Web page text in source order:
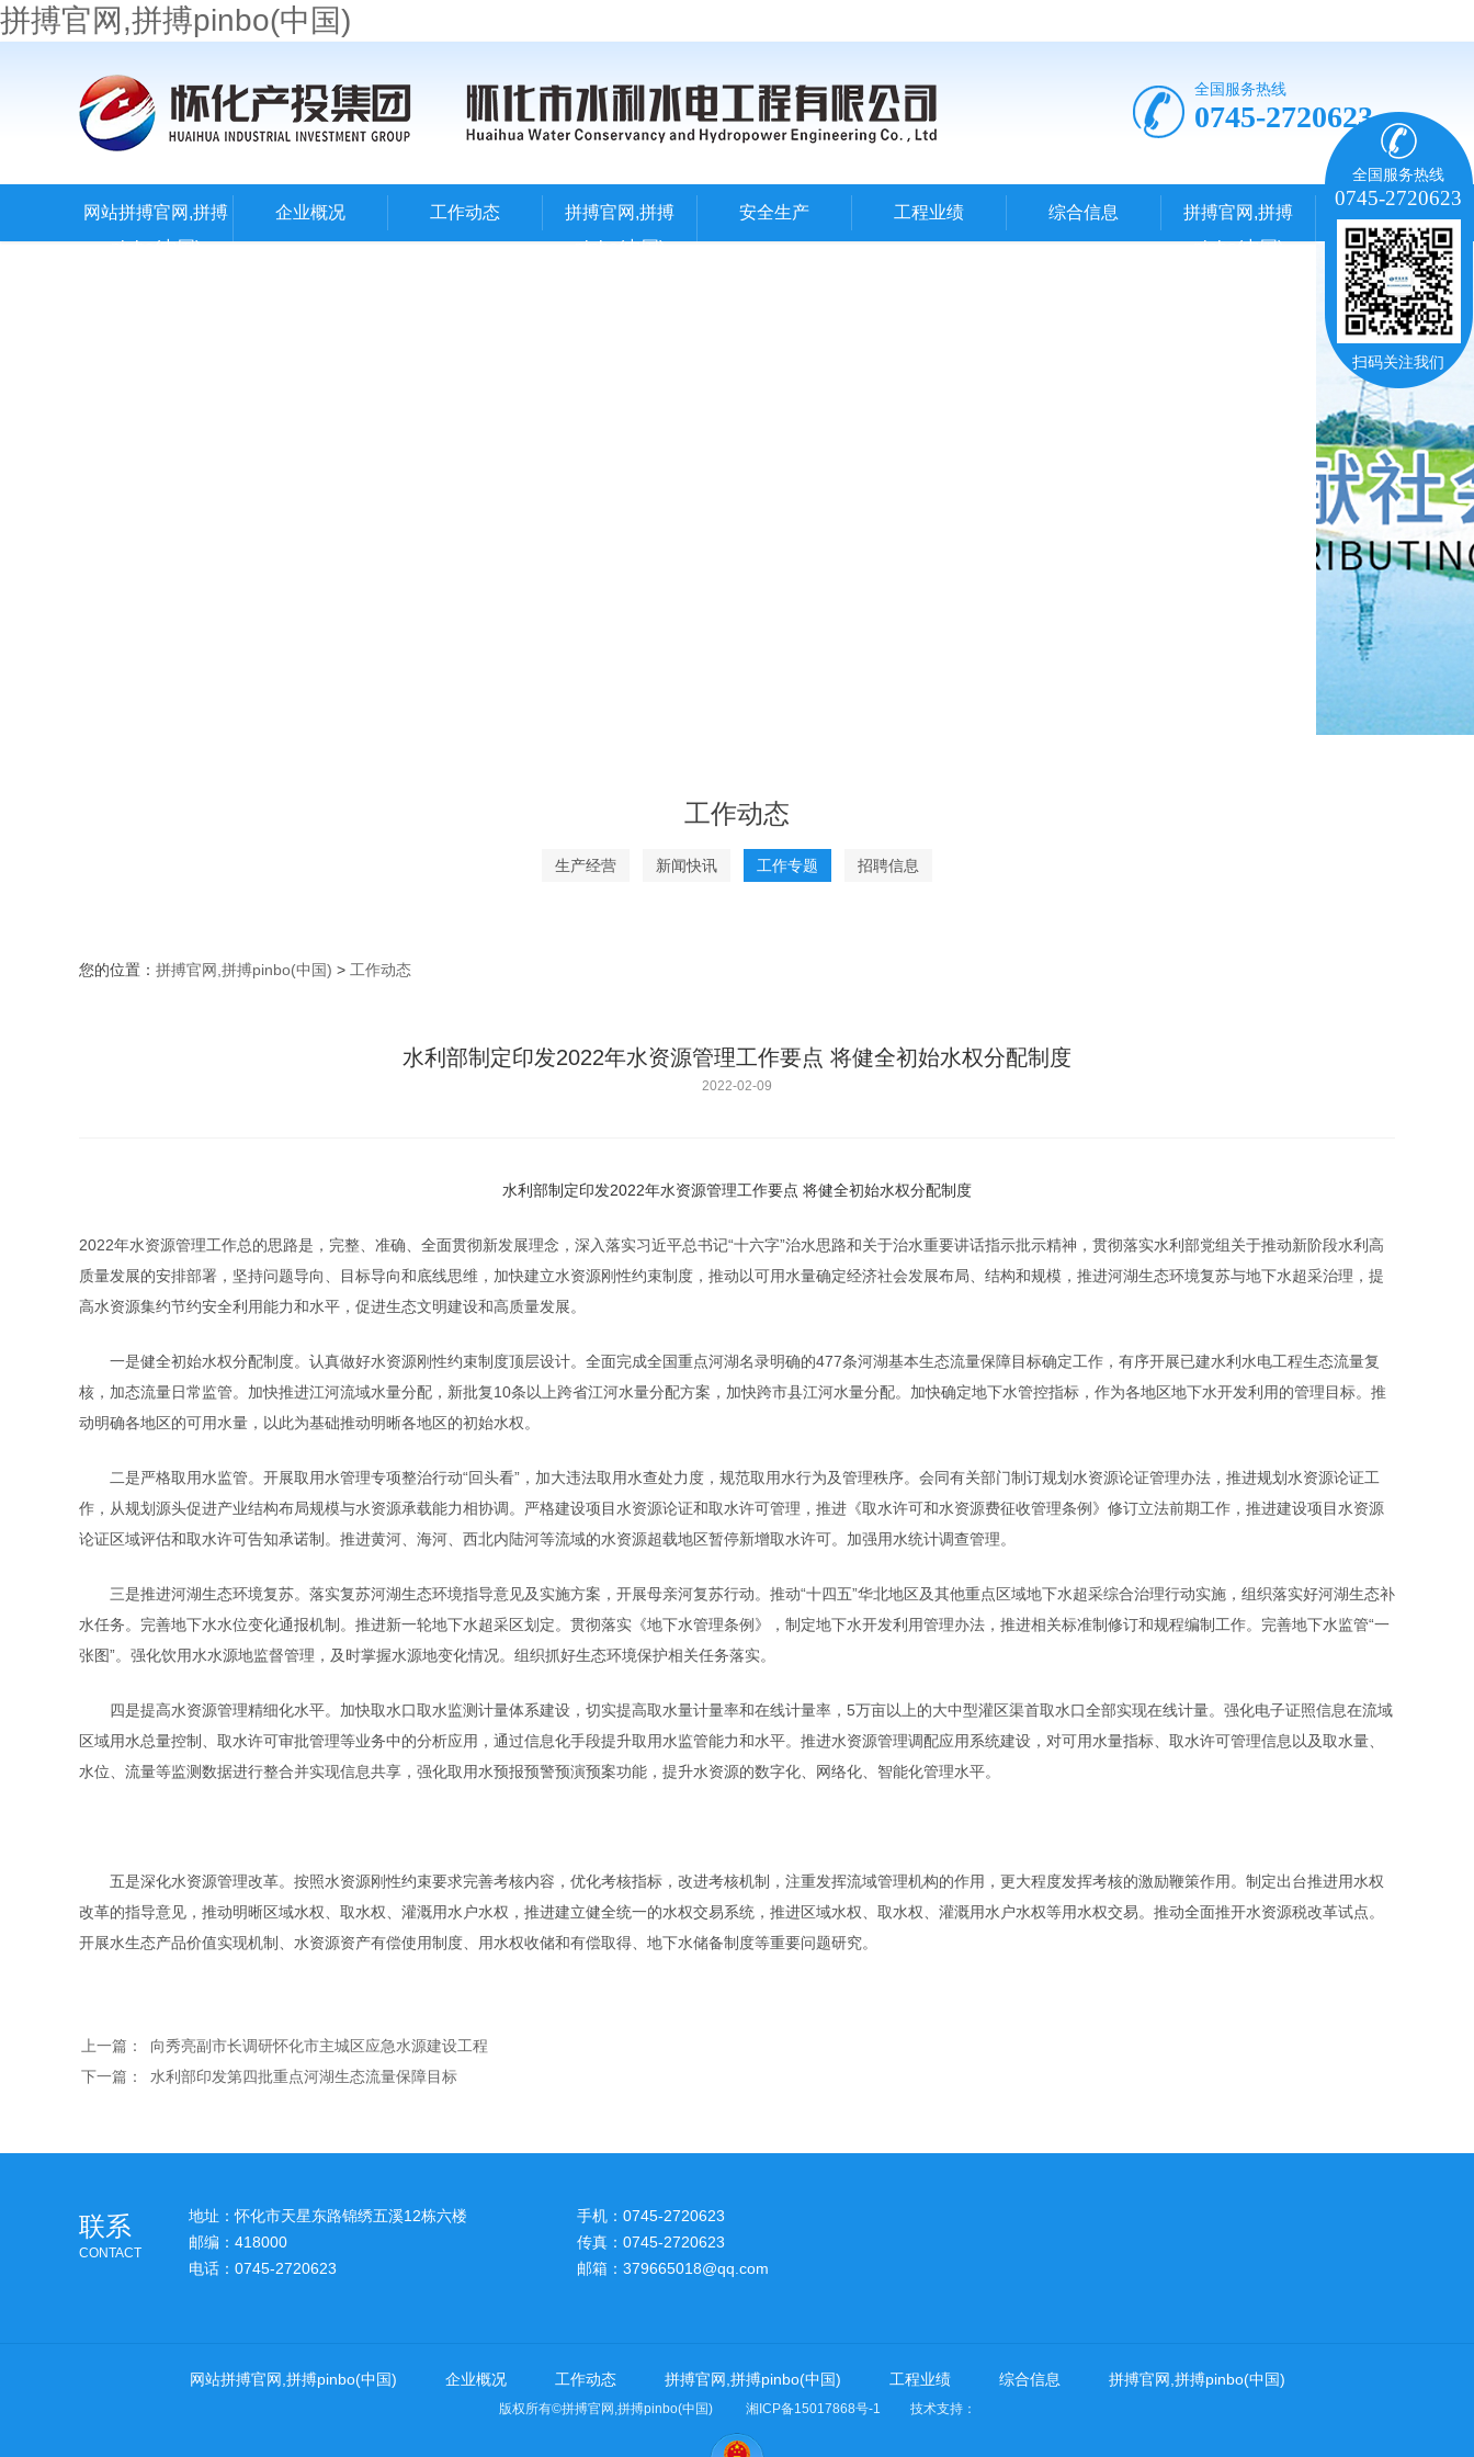
拼搏官网,拼搏pinbo(中国)
全国服务热线
0745-2720623
网站拼搏官网,拼搏
pinbo(中国)
企业概况 工作动态
拼搏官网,拼搏
pinbo(中国)
安全生产 工程业绩 综合信息
拼搏官网,拼搏
pinbo(中国)
工作动态
生产经营 新闻快讯 工作专题 招聘信息
您的位置： 拼搏官网,拼搏pinbo(中国) > 工作动态
水利部制定印发2022年水资源管理工作要点 将健全初始水权分配制度
2022-02-09
水利部制定印发2022年水资源管理工作要点 将健全初始水权分配制度
2022年水资源管理工作总的思路是，完整、准确、全面贯彻新发展理念，深入落实习近平总书记“十六字”治水思路和关于治水重要讲话指示批示精神，贯彻落实水利部党组关于推动新阶段水利高
质量发展的安排部署，坚持问题导向、目标导向和底线思维，加快建立水资源刚性约束制度，推动以可用水量确定经济社会发展布局、结构和规模，推进河湖生态环境复苏与地下水超采治理，提
高水资源集约节约安全利用能力和水平，促进生态文明建设和高质量发展。
一是健全初始水权分配制度。认真做好水资源刚性约束制度顶层设计。全面完成全国重点河湖名录明确的477条河湖基本生态流量保障目标确定工作，有序开展已建水利水电工程生态流量复
核，加态流量日常监管。加快推进江河流域水量分配，新批复10条以上跨省江河水量分配方案，加快跨市县江河水量分配。加快确定地下水管控指标，作为各地区地下水开发利用的管理目标。推
动明确各地区的可用水量，以此为基础推动明晰各地区的初始水权。
二是严格取用水监管。开展取用水管理专项整治行动“回头看”，加大违法取用水查处力度，规范取用水行为及管理秩序。会同有关部门制订规划水资源论证管理办法，推进规划水资源论证工
作，从规划源头促进产业结构布局规模与水资源承载能力相协调。严格建设项目水资源论证和取水许可管理，推进《取水许可和水资源费征收管理条例》修订立法前期工作，推进建设项目水资源
论证区域评估和取水许可告知承诺制。推进黄河、海河、西北内陆河等流域的水资源超载地区暂停新增取水许可。加强用水统计调查管理。
三是推进河湖生态环境复苏。落实复苏河湖生态环境指导意见及实施方案，开展母亲河复苏行动。推动“十四五”华北地区及其他重点区域地下水超采综合治理行动实施，组织落实好河湖生态补
水任务。完善地下水水位变化通报机制。推进新一轮地下水超采区划定。贯彻落实《地下水管理条例》，制定地下水开发利用管理办法，推进相关标准制修订和规程编制工作。完善地下水监管“一
张图”。强化饮用水水源地监督管理，及时掌握水源地变化情况。组织抓好生态环境保护相关任务落实。
四是提高水资源管理精细化水平。加快取水口取水监测计量体系建设，切实提高取水量计量率和在线计量率，5万亩以上的大中型灌区渠首取水口全部实现在线计量。强化电子证照信息在流域
区域用水总量控制、取水许可审批管理等业务中的分析应用，通过信息化手段提升取用水监管能力和水平。推进水资源管理调配应用系统建设，对可用水量指标、取水许可管理信息以及取水量、
水位、流量等监测数据进行整合并实现信息共享，强化取用水预报预警预演预案功能，提升水资源的数字化、网络化、智能化管理水平。
五是深化水资源管理改革。按照水资源刚性约束要求完善考核内容，优化考核指标，改进考核机制，注重发挥流域管理机构的作用，更大程度发挥考核的激励鞭策作用。制定出台推进用水权
改革的指导意见，推动明晰区域水权、取水权、灌溉用水户水权，推进建立健全统一的水权交易系统，推进区域水权、取水权、灌溉用水户水权等用水权交易。推动全面推开水资源税改革试点。
开展水生态产品价值实现机制、水资源资产有偿使用制度、用水权收储和有偿取得、地下水储备制度等重要问题研究。
上一篇：
向秀亮副市长调研怀化市主城区应急水源建设工程
下一篇：
水利部印发第四批重点河湖生态流量保障目标
联系
CONTACT
地址：怀化市天星东路锦绣五溪12栋六楼
邮编：418000
电话：0745-2720623
手机：0745-2720623
传真：0745-2720623
邮箱：379665018@qq.com
网站拼搏官网,拼搏pinbo(中国) 企业概况 工作动态 拼搏官网,拼搏pinbo(中国) 工程业绩 综合信息 拼搏官网,拼搏pinbo(中国)
版权所有©拼搏官网,拼搏pinbo(中国) 湘ICP备15017868号-1 技术支持：
全国服务热线
0745-2720623
扫码关注我们